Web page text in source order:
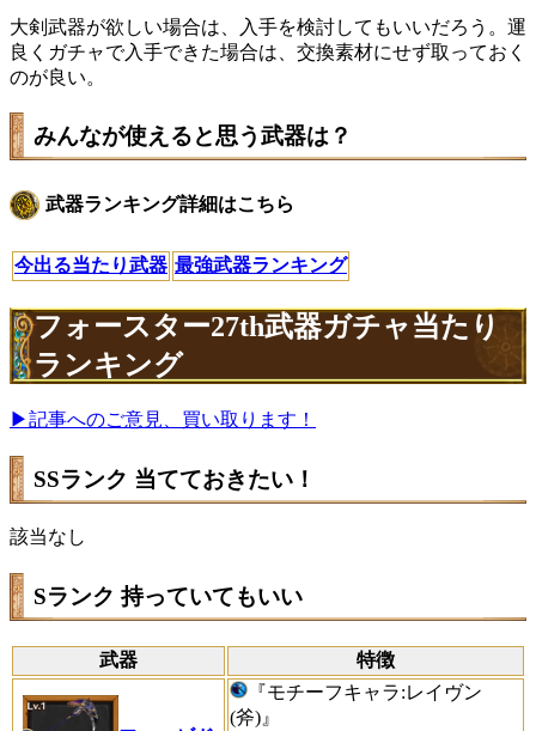
大剣武器が欲しい場合は、入手を検討してもいいだろう。運
良くガチャで入手できた場合は、交換素材にせず取っておく
のが良い。
みんなが使えると思う武器は？
武器ランキング詳細はこちら
今出る当たり武器 最強武器ランキング
フォースター27th武器ガチャ当たり
ランキング
▶記事へのご意見、買い取ります！
SSランク 当てておきたい！
該当なし
Sランク 持っていてもいい
武器 特徴
『モチーフキャラ:レイヴン
(斧)』